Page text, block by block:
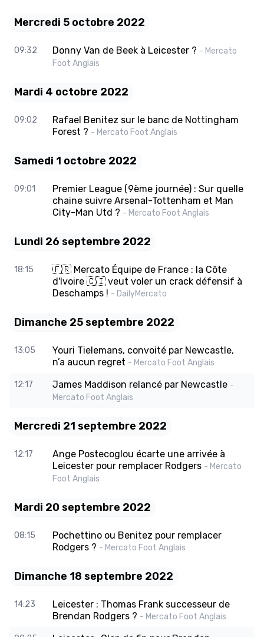
Mercredi 5 octobre 2022
09:32 Donny Van de Beek à Leicester ? - Mercato
Foot Anglais
Mardi 4 octobre 2022
09:02
Rafael Benitez sur le banc de Nottingham
Forest ? - Mercato Foot Anglais
Samedi 1 octobre 2022
09:01
Premier League (9ème journée) : Sur quelle
chaine suivre Arsenal-Tottenham et Man
City-Man Utd ? - Mercato Foot Anglais
Lundi 26 septembre 2022
18:15
🇫🇷 Mercato Équipe de France : la Côte
d'Ivoire 🇨🇮 veut voler un crack défensif à
Deschamps ! - DailyMercato
Dimanche 25 septembre 2022
13:05
Youri Tielemans, convoité par Newcastle,
n’a aucun regret - Mercato Foot Anglais
12:17 James Maddison relancé par Newcastle -
Mercato Foot Anglais
Mercredi 21 septembre 2022
12:17
Ange Postecoglou écarte une arrivée à
Leicester pour remplacer Rodgers - Mercato
Foot Anglais
Mardi 20 septembre 2022
08:15
Pochettino ou Benitez pour remplacer
Rodgers ? - Mercato Foot Anglais
Dimanche 18 septembre 2022
14:23
Leicester : Thomas Frank successeur de
Brendan Rodgers ? - Mercato Foot Anglais